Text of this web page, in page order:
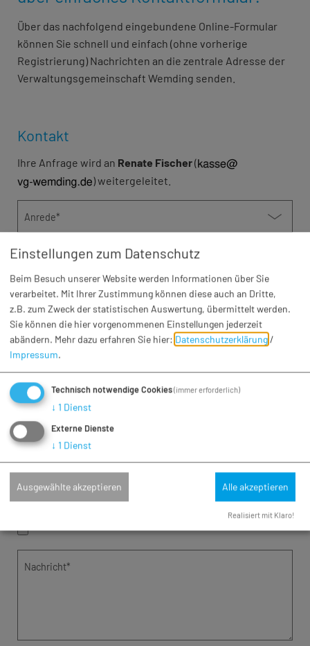
Über das nachfolgend eingebundene Online-Formular
können Sie schnell und einfach (ohne vorherige
Registrierung) Nachrichten an die zentrale Adresse der
Verwaltungsgemeinschaft Wemding senden.
Kontakt
Ihre Anfrage wird an Renate Fischer(
) weitergeleitet.
Anrede*
Vorname*
Nachname*
Firma
Telefon
Fax
E-Mail*
Nachricht*
Einstellungen zum Datenschutz
Beim Besuch unserer Website werden Informationen über Sie
verarbeitet. Mit Ihrer Zustimmung können diese auch an Dritte,
z.B. zum Zweck der statistischen Auswertung, übermittelt werden.
Sie können die hier vorgenommenen Einstellungen jederzeit
abändern. Mehr dazu erfahren Sie hier: Datenschutzerklärung /
Impressum.
Technisch notwendige Cookies(immer erforderlich)
↓ 1 Dienst
Externe Dienste
↓ 1 Dienst
Ausgewählte akzeptieren Alle akzeptieren
Realisiert mit Klaro!